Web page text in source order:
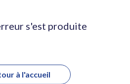
s'est produite
à l'accueil